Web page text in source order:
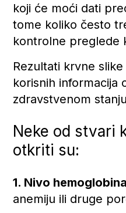
koji će moći dati
tome koliko često
kontrolne preglede
Rezultati krvne
korisnih informacija
zdravstvenom
Neke od stvari
otkriti su:
1. Nivo
anemiju ili druge